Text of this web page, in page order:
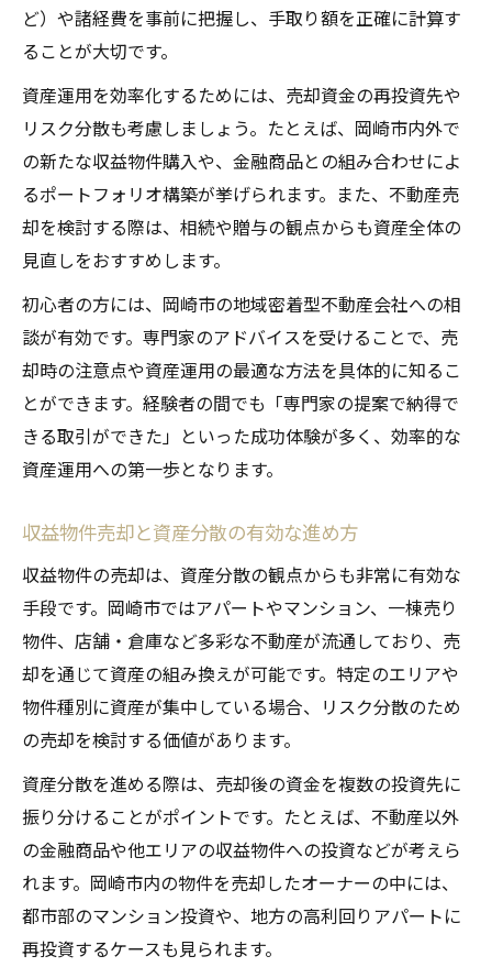
ど）や諸経費を事前に把握し、手取り額を正確に計算す
ることが大切です。
資産運用を効率化するためには、売却資金の再投資先や
リスク分散も考慮しましょう。たとえば、岡崎市内外で
の新たな収益物件購入や、金融商品との組み合わせによ
るポートフォリオ構築が挙げられます。また、不動産売
却を検討する際は、相続や贈与の観点からも資産全体の
見直しをおすすめします。
初心者の方には、岡崎市の地域密着型不動産会社への相
談が有効です。専門家のアドバイスを受けることで、売
却時の注意点や資産運用の最適な方法を具体的に知るこ
とができます。経験者の間でも「専門家の提案で納得で
きる取引ができた」といった成功体験が多く、効率的な
資産運用への第一歩となります。
収益物件売却と資産分散の有効な進め方
収益物件の売却は、資産分散の観点からも非常に有効な
手段です。岡崎市ではアパートやマンション、一棟売り
物件、店舗・倉庫など多彩な不動産が流通しており、売
却を通じて資産の組み換えが可能です。特定のエリアや
物件種別に資産が集中している場合、リスク分散のため
の売却を検討する価値があります。
資産分散を進める際は、売却後の資金を複数の投資先に
振り分けることがポイントです。たとえば、不動産以外
の金融商品や他エリアの収益物件への投資などが考えら
れます。岡崎市内の物件を売却したオーナーの中には、
都市部のマンション投資や、地方の高利回りアパートに
再投資するケースも見られます。